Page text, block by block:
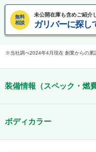
無料
相談
未公開在庫も含めご紹介
ガリバーに探し
当社調べ2024年4月現在 創業からの累
装備情報（スペック・燃費
ボディカラー